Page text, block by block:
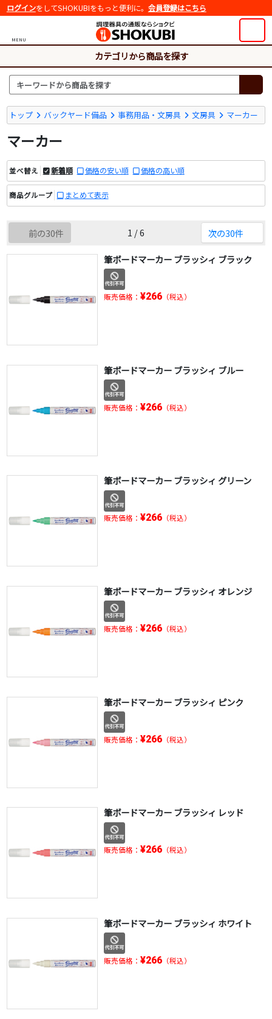
ログインをしてSHOKUBIをもっと便利に。 会員登録はこちら
MENU
カテゴリから商品を探す
トップ バックヤード備品 事務用品・文房具 文房具 マーカー
マーカー
並べ替え 新着順 価格の安い順 価格の高い順
商品グループ まとめて表示
前の30件 1 / 6 次の30件
筆ボードマーカー ブラッシィ ブラック
販売価格： ¥266（税込）
筆ボードマーカー ブラッシィ ブルー
販売価格： ¥266（税込）
筆ボードマーカー ブラッシィ グリーン
販売価格： ¥266（税込）
筆ボードマーカー ブラッシィ オレンジ
販売価格： ¥266（税込）
筆ボードマーカー ブラッシィ ピンク
販売価格： ¥266（税込）
筆ボードマーカー ブラッシィ レッド
販売価格： ¥266（税込）
筆ボードマーカー ブラッシィ ホワイト
販売価格： ¥266（税込）